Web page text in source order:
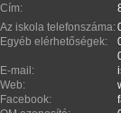
Cím:
Az iskola telefonszáma:
Egyéb elérhetőségek:
E-mail:
Web:
Facebook: